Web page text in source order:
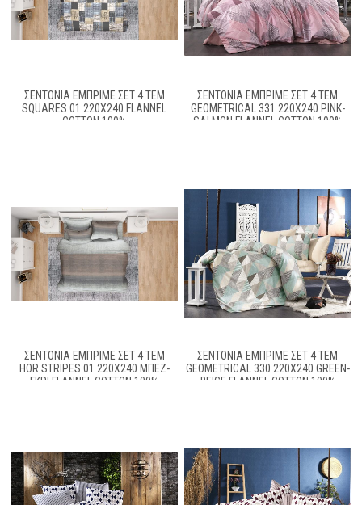
ΣΕΝΤΟΝΙΑ ΕΜΠΡΙΜΕ ΣΕΤ 4 ΤΕΜ
SQUARES 01 220X240 FLANNEL
COTTON 100%
ΣΕΝΤΟΝΙΑ ΕΜΠΡΙΜΕ ΣΕΤ 4 ΤΕΜ
GEOMETRICAL 331 220Χ240 PINK-
SALMON FLANNEL COTTON 100%
ΣΕΝΤΟΝΙΑ ΕΜΠΡΙΜΕ ΣΕΤ 4 ΤΕΜ
HOR.STRIPES 01 220X240 ΜΠΕΖ-
ΓΚΡΊ FLANNEL COTTON 100%
ΣΕΝΤΟΝΙΑ ΕΜΠΡΙΜΕ ΣΕΤ 4 ΤΕΜ
GEOMETRICAL 330 220Χ240 GREEN-
BEIGE FLANNEL COTTON 100%